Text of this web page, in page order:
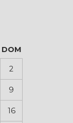
DOM
2
9
16